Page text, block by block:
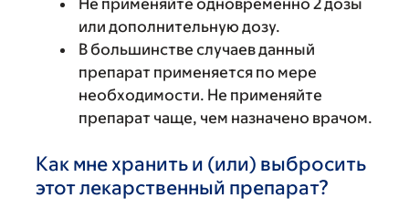
Не применяйте одновременно 2 дозы
или дополнительную дозу.
В большинстве случаев данный
препарат применяется по мере
необходимости. Не применяйте
препарат чаще, чем назначено врачом.
Как мне хранить и (или) выбросить
этот лекарственный препарат?